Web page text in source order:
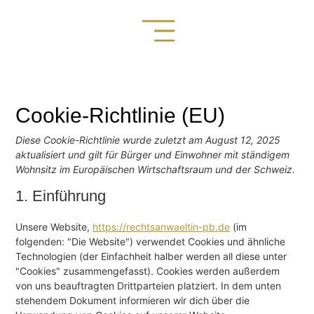
Cookie-Richtlinie (EU)
Diese Cookie-Richtlinie wurde zuletzt am August 12, 2025
aktualisiert und gilt für Bürger und Einwohner mit ständigem
Wohnsitz im Europäischen Wirtschaftsraum und der Schweiz.
1. Einführung
Unsere Website, https://rechtsanwaeltin-pb.de (im
folgenden: "Die Website") verwendet Cookies und ähnliche
Technologien (der Einfachheit halber werden all diese unter
"Cookies" zusammengefasst). Cookies werden außerdem
von uns beauftragten Drittparteien platziert. In dem unten
stehendem Dokument informieren wir dich über die